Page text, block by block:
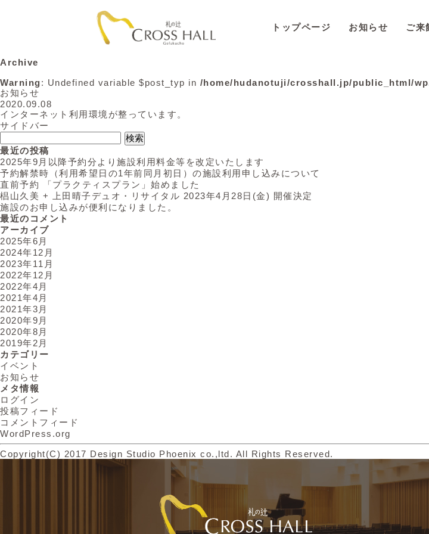
トップページ お知らせ ご来
Archive
Warning: Undefined variable $post_typ in /home/hudanotuji/crosshall.jp/public_html/
お知らせ
2020.09.08
インターネット利用環境が整っています。
サイドバー
索:
最近の投稿
2025年9月以降予約分より施設利用料金等を改定いたします
予約解禁時（利用希望日の1年前同月初日）の施設利用申し込みについて
直前予約 「プラクティスプラン」始めました
椙山久美 + 上田晴子デュオ・リサイタル 2023年4月28日(金) 開催決定
施設のお申し込みが便利になりました。
最近のコメント
アーカイブ
2025年6月
2024年12月
2023年11月
2022年12月
2022年4月
2021年4月
2021年3月
2020年9月
2020年8月
2019年2月
カテゴリー
イベント
お知らせ
メタ情報
ログイン
投稿フィード
コメントフィード
WordPress.org
Copyright(C) 2017 Design Studio Phoenix co.,ltd. All Rights Reserved.